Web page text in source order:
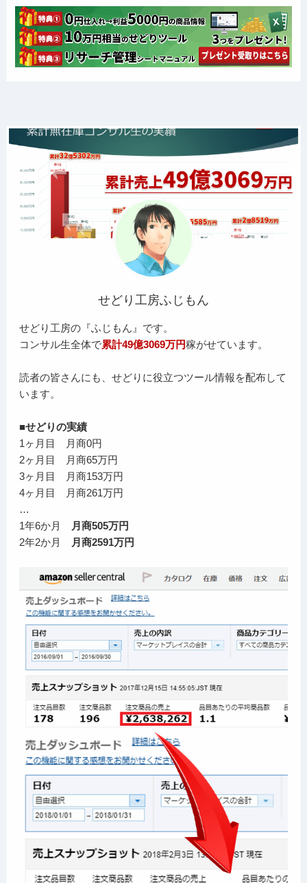
せどり工房ふじもん
せどり工房の『ふじもん』です。
コンサル生全体で累計49億3069万円稼がせています。
読者の皆さんにも、せどりに役立つツール情報を配布して
います。
■せどりの実績
1ヶ月目 月商0円
2ヶ月目 月商65万円
3ヶ月目 月商153万円
4ヶ月目 月商261万円
…
1年6か月
月商505万円
2年2か月
月商2591万円